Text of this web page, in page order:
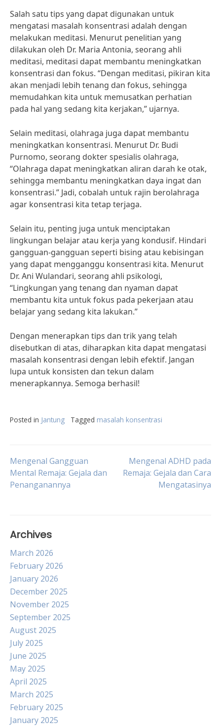
Salah satu tips yang dapat digunakan untuk
mengatasi masalah konsentrasi adalah dengan
melakukan meditasi. Menurut penelitian yang
dilakukan oleh Dr. Maria Antonia, seorang ahli
meditasi, meditasi dapat membantu meningkatkan
konsentrasi dan fokus. “Dengan meditasi, pikiran kita
akan menjadi lebih tenang dan fokus, sehingga
memudahkan kita untuk memusatkan perhatian
pada hal yang sedang kita kerjakan,” ujarnya.
Selain meditasi, olahraga juga dapat membantu
meningkatkan konsentrasi. Menurut Dr. Budi
Purnomo, seorang dokter spesialis olahraga,
“Olahraga dapat meningkatkan aliran darah ke otak,
sehingga membantu meningkatkan daya ingat dan
konsentrasi.” Jadi, cobalah untuk rajin berolahraga
agar konsentrasi kita tetap terjaga.
Selain itu, penting juga untuk menciptakan
lingkungan belajar atau kerja yang kondusif. Hindari
gangguan-gangguan seperti bising atau kebisingan
yang dapat mengganggu konsentrasi kita. Menurut
Dr. Ani Wulandari, seorang ahli psikologi,
“Lingkungan yang tenang dan nyaman dapat
membantu kita untuk fokus pada pekerjaan atau
belajar yang sedang kita lakukan.”
Dengan menerapkan tips dan trik yang telah
disebutkan di atas, diharapkan kita dapat mengatasi
masalah konsentrasi dengan lebih efektif. Jangan
lupa untuk konsisten dan tekun dalam
menerapkannya. Semoga berhasil!
Posted in Jantung Tagged masalah konsentrasi
Post
navigation
Mengenal Gangguan
Mental Remaja: Gejala dan
Penanganannya
Mengenal ADHD pada
Remaja: Gejala dan Cara
Mengatasinya
Archives
March 2026
February 2026
January 2026
December 2025
November 2025
September 2025
August 2025
July 2025
June 2025
May 2025
April 2025
March 2025
February 2025
January 2025